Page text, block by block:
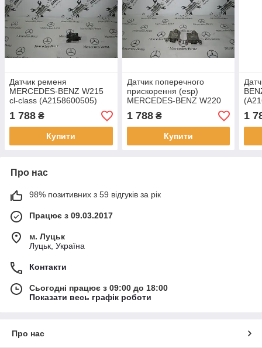
Датчик ременя
MERCEDES-BENZ W215
cl-class (A2158600505)
1 788 ₴
Купити
Датчик поперечного
прискорення (esp)
MERCEDES-BENZ W220
s-class (A0005426518)
1 788₴
Купити
1
Про нас
98% позитивних з 59 відгуків за рік
Працює з 09.03.2017
м. Луцьк
Луцьк, Україна
Контакти
Сьогодні працює з 09:00 до 18:00
Показати весь графік роботи
Про нас